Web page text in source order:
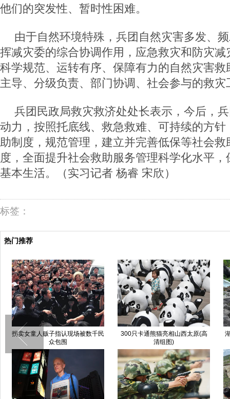
他们的突发性、暂时性困难。
由于自然环境特殊，兵团自然灾害多发、
挥减灾委的综合协调作用，应急救灾和防灾
科学规范、运转有序、保障有力的自然灾害
主导、分级负责、部门协调、社会参与的救灾
兵团民政局救灾救济处处长表示，今后，
动力，按照托底线、救急救难、可持续的方
助制度，规范管理，建立并完善低保等社会
度，全面提升社会救助服务管理科学化水平
基本生活。（实习记者 杨睿 宋欣）
标签：
热门推荐
高清：学校水柜“断供” 上百小学生
西北国棉厂
发生落石事故致5人死亡
2人受伤(高清组图)